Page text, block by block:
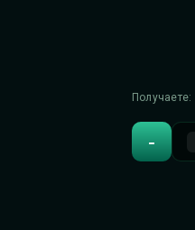
Получаете:
-